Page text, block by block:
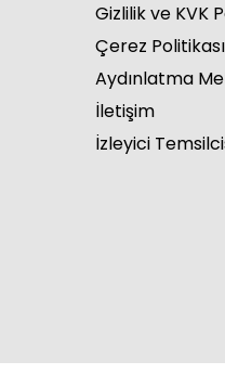
Gizlilik ve KVK
Çerez Politikası
Aydınlatma
İletişim
İzleyici